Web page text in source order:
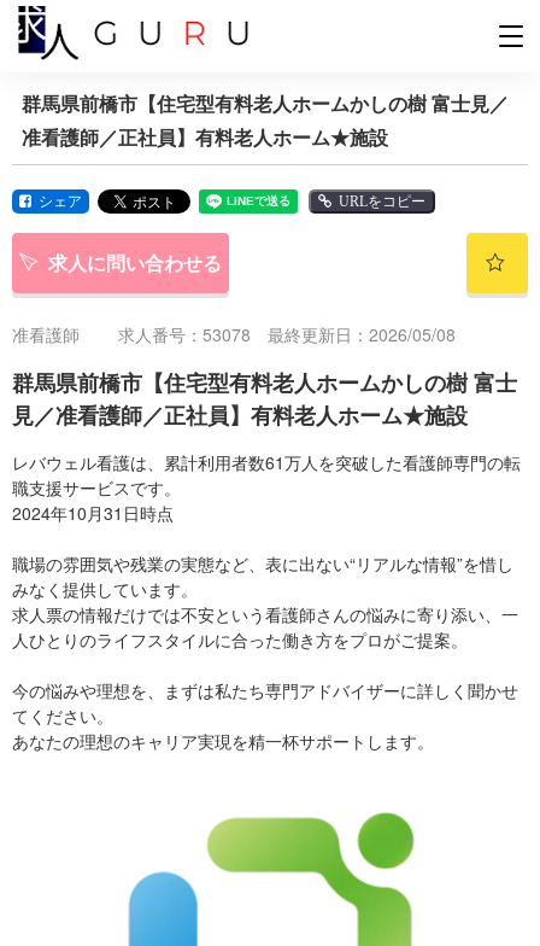
群馬県前橋市【住宅型有料老人ホームかしの樹 富士見／
准看護師／正社員】有料老人ホーム★施設
シェア URLをコピー
求人に問い合わせる
准看護師 求人番号：53078 最終更新日：2026/05/08
群馬県前橋市【住宅型有料老人ホームかしの樹 富士
見／准看護師／正社員】有料老人ホーム★施設
レバウェル看護は、累計利用者数61万人を突破した看護師専門の転
職支援サービスです。
2024年10月31日時点
職場の雰囲気や残業の実態など、表に出ない“リアルな情報”を惜し
みなく提供しています。
求人票の情報だけでは不安という看護師さんの悩みに寄り添い、一
人ひとりのライフスタイルに合った働き方をプロがご提案。
今の悩みや理想を、まずは私たち専門アドバイザーに詳しく聞かせ
てください。
あなたの理想のキャリア実現を精一杯サポートします。